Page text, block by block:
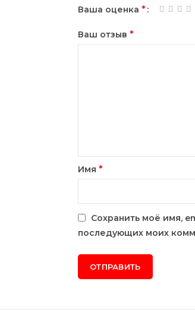
Ваша оценка *
Ваш отзыв *
Имя *
Сохранить моё имя,
последующих моих